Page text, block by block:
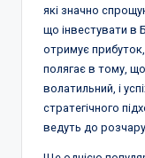
які значно
що інвестувати в
отримує
полягає в тому,
волатильний, і
стратегічного
ведуть до